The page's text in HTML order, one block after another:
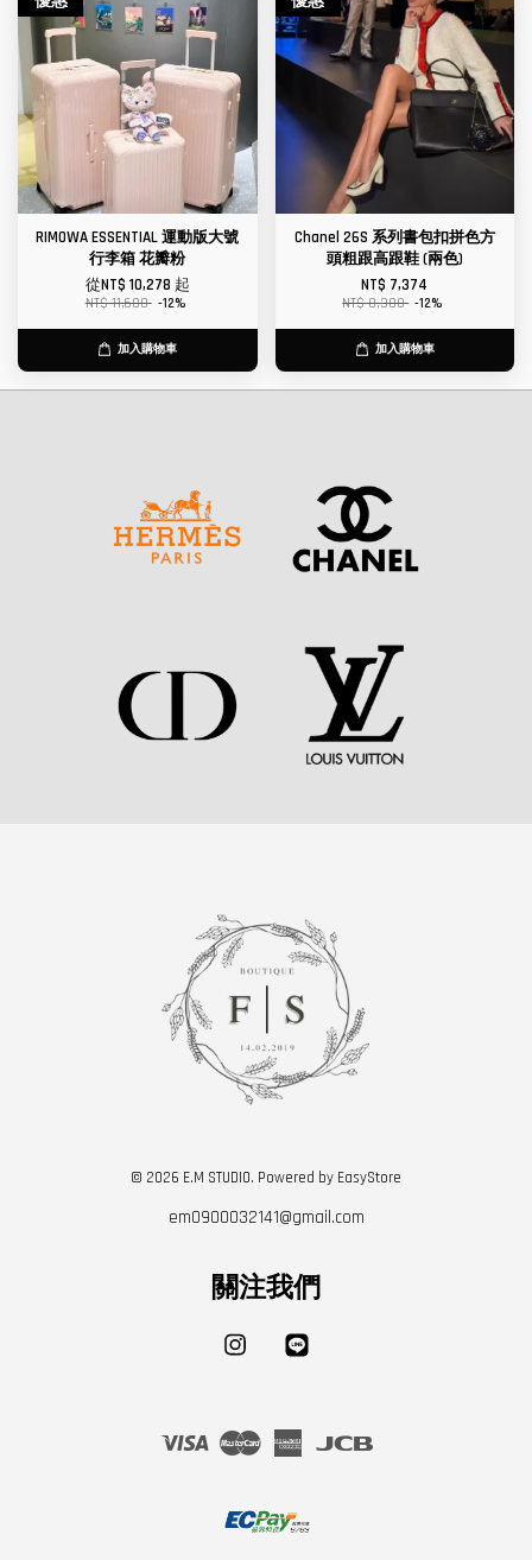
RIMOWA ESSENTIAL 運動版大號
行李箱 花瓣粉
從NT$ 10,278 起
NT$ 11,680 -12%
加入購物車
Chanel 26S 系列書包扣拼色方
頭粗跟高跟鞋 (兩色)
NT$ 7,374
NT$ 8,380 -12%
加入購物車
© 2026 E.M STUDIO. Powered by EasyStore
em0900032141@gmail.com
關注我們
Instagram
Visa Master
American